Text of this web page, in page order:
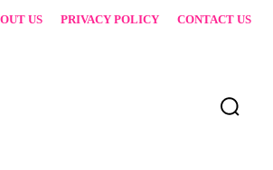
US PRIVACY POLICY CONTACT US